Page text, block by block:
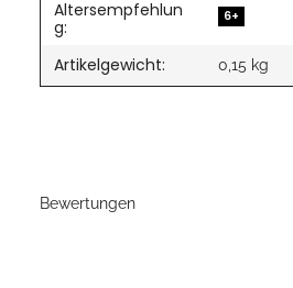
Altersempfehlun
g:
6+
Artikelgewicht: 0,15 kg
Bewertungen